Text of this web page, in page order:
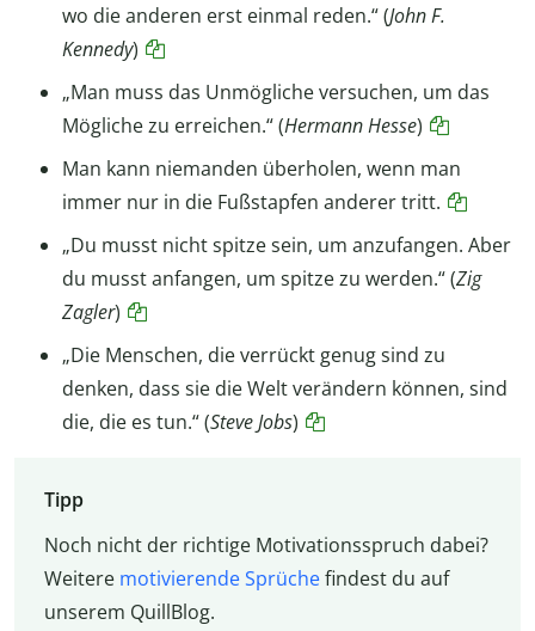
wo die anderen erst einmal reden.“ (John F.
Kennedy)
„Man muss das Unmögliche versuchen, um das
Mögliche zu erreichen.“ (Hermann Hesse)
Man kann niemanden überholen, wenn man
immer nur in die Fußstapfen anderer tritt.
„Du musst nicht spitze sein, um anzufangen. Aber
du musst anfangen, um spitze zu werden.“ (Zig
Zagler)
„Die Menschen, die verrückt genug sind zu
denken, dass sie die Welt verändern können, sind
die, die es tun.“ (Steve Jobs)
Tipp
Noch nicht der richtige Motivationsspruch dabei?
Weitere motivierende Sprüchefindest du auf
unserem QuillBlog.